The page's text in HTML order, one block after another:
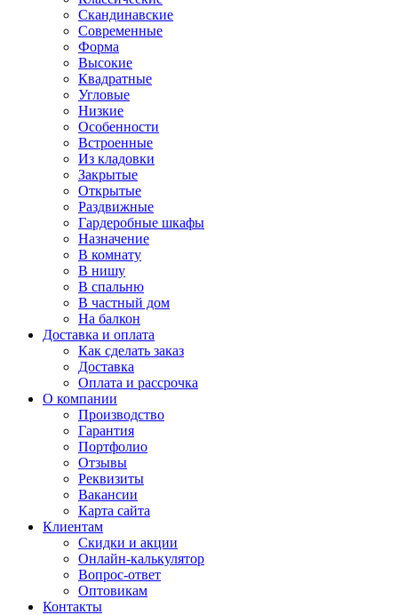
Скандинавские
Современные
Форма
Высокие
Квадратные
Угловые
Низкие
Особенности
Встроенные
Из кладовки
Закрытые
Открытые
Раздвижные
Гардеробные шкафы
Назначение
В комнату
В нишу
В спальню
В частный дом
На балкон
Доставка и оплата
Как сделать заказ
Доставка
Оплата и рассрочка
О компании
Производство
Гарантия
Портфолио
Отзывы
Реквизиты
Вакансии
Карта сайта
Клиентам
Скидки и акции
Онлайн-калькулятор
Вопрос-ответ
Оптовикам
Контакты